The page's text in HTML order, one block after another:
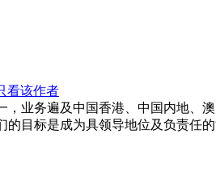
看该作者
业务遍及中国香港、中国内地、
目标是成为具领导地位及负责任